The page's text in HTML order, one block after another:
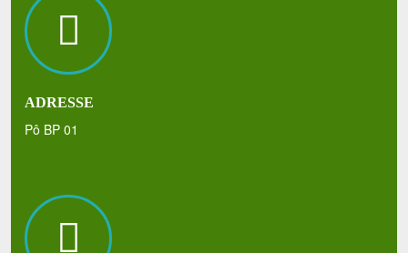
ADRESSE
Pô BP 01